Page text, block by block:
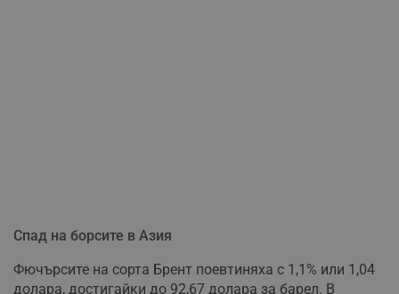
Спад на борсите в Азия
Фючърсите на сорта Брент поевтиняха с 1,1% или 1,04
долара, достигайки до 92,67 долара за барел. В